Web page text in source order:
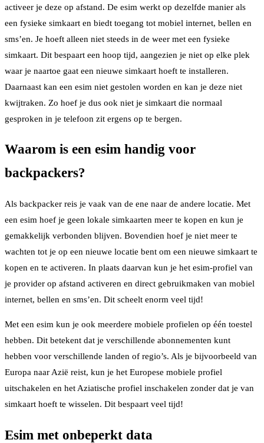
activeer je deze op afstand. De esim werkt op dezelfde manier als
een fysieke simkaart en biedt toegang tot mobiel internet, bellen en
sms’en. Je hoeft alleen niet steeds in de weer met een fysieke
simkaart. Dit bespaart een hoop tijd, aangezien je niet op elke plek
waar je naartoe gaat een nieuwe simkaart hoeft te installeren.
Daarnaast kan een esim niet gestolen worden en kan je deze niet
kwijtraken. Zo hoef je dus ook niet je simkaart die normaal
gesproken in je telefoon zit ergens op te bergen.
Waarom is een esim handig voor
backpackers?
Als backpacker reis je vaak van de ene naar de andere locatie. Met
een esim hoef je geen lokale simkaarten meer te kopen en kun je
gemakkelijk verbonden blijven. Bovendien hoef je niet meer te
wachten tot je op een nieuwe locatie bent om een nieuwe simkaart te
kopen en te activeren. In plaats daarvan kun je het esim-profiel van
je provider op afstand activeren en direct gebruikmaken van mobiel
internet, bellen en sms’en. Dit scheelt enorm veel tijd!
Met een esim kun je ook meerdere mobiele profielen op één toestel
hebben. Dit betekent dat je verschillende abonnementen kunt
hebben voor verschillende landen of regio’s. Als je bijvoorbeeld van
Europa naar Azië reist, kun je het Europese mobiele profiel
uitschakelen en het Aziatische profiel inschakelen zonder dat je van
simkaart hoeft te wisselen. Dit bespaart veel tijd!
Esim met onbeperkt data